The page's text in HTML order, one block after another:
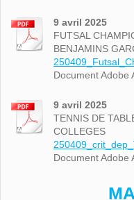
9 avril 2025
FUTSAL
BENJAMINS
Document Adobe
9 avril 2025
TENNIS DE
COLLEGES
Document Adobe